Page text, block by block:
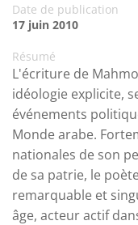
Date de publication
17 juin 2010
Résumé
L'écriture de
idéologie explicite,
événements
Monde arabe.
nationales de son
de sa patrie, le
remarquable et
âge, acteur actif